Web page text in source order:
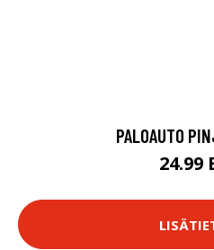
PALOAUTO
24.99